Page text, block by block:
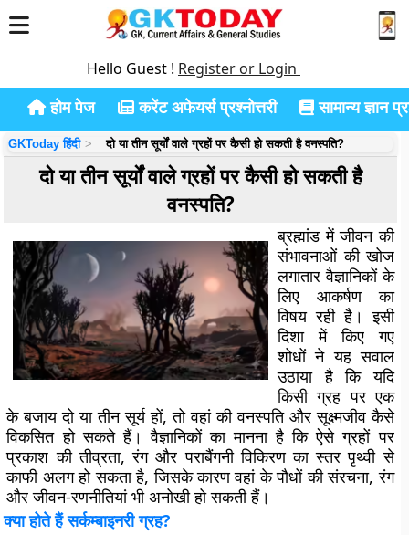
Hello Guest ! Register or Login
होम पेज करेंट अफेयर्स प्रश्नोत्तरी सामान्य ज्ञान
GKToday हिंदी दो या तीन सूर्यों वाले ग्रहों पर कैसी हो सकती है वनस्पति?
दो या तीन सूर्यों वाले ग्रहों पर कैसी हो सकती है
वनस्पति?
ब्रह्मांड में जीवन की
संभावनाओं की खोज
लगातार वैज्ञानिकों के
लिए आकर्षण का
विषय रही है। इसी
दिशा में किए गए
शोधों ने यह सवाल
उठाया है कि यदि
किसी ग्रह पर एक
के बजाय दो या तीन सूर्य हों, तो वहां की वनस्पति और सूक्ष्मजीव कैसे
विकसित हो सकते हैं। वैज्ञानिकों का मानना है कि ऐसे ग्रहों पर
प्रकाश की तीव्रता, रंग और पराबैंगनी विकिरण का स्तर पृथ्वी से
काफी अलग हो सकता है, जिसके कारण वहां के पौधों की संरचना, रंग
और जीवन-रणनीतियां भी अनोखी हो सकती हैं।
क्या होते हैं सर्कम्बाइनरी ग्रह?